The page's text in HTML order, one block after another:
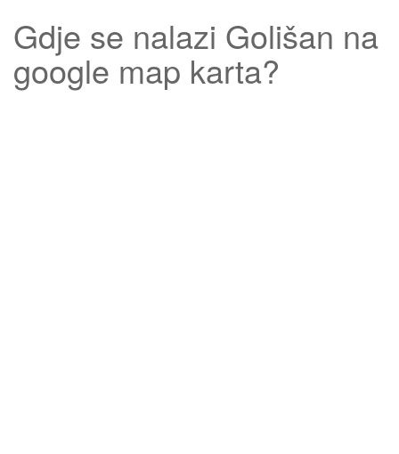
Gdje se nalazi Golišan na
google map karta?